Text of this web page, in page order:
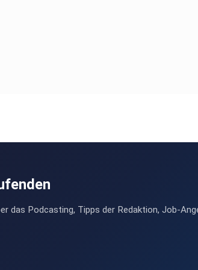
das Podcasting, Tipps der Redaktion, Job-